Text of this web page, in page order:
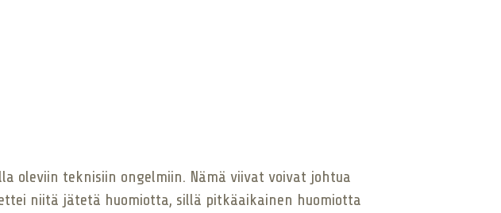
oleviin teknisiin ongelmiin. Nämä viivat voivat johtua
niitä jätetä huomiotta, sillä pitkäaikainen huomiotta